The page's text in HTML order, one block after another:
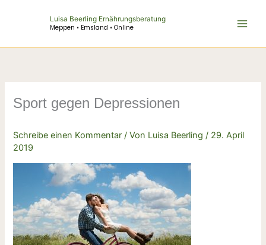
Luisa Beerling Ernährungsberatung
Meppen • Emsland • Online
Sport gegen Depressionen
Schreibe einen Kommentar / Von Luisa Beerling/ 29. April
2019